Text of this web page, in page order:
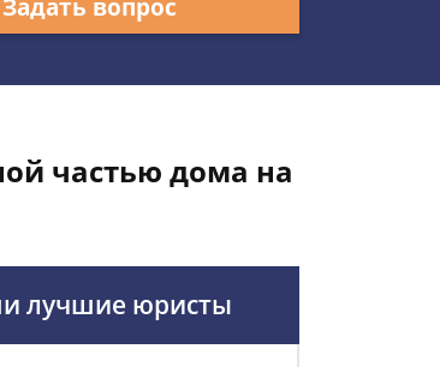
Задать вопрос
частью дома на
лучшие юристы